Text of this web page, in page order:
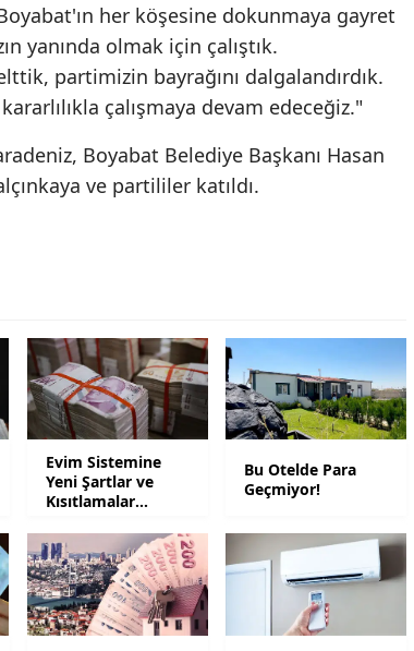
Gümüşhane
Hakkari
Hatay
Isparta
Mersin
Kastamonu
Kayseri
Kırklareli
Kırşehir
Kocaeli
Kütahya
her köşesine dokunmaya gayret
yanında olmak için çalıştık.
partimizin bayrağını dalgalandırdık.
çalışmaya devam edeceğiz."
Boyabat Belediye Başkanı Hasan
ve partililer katıldı.
Evim Sistemine
Yeni Şartlar ve
Kısıtlamalar
Bu Otelde Para
Geçmiyor!